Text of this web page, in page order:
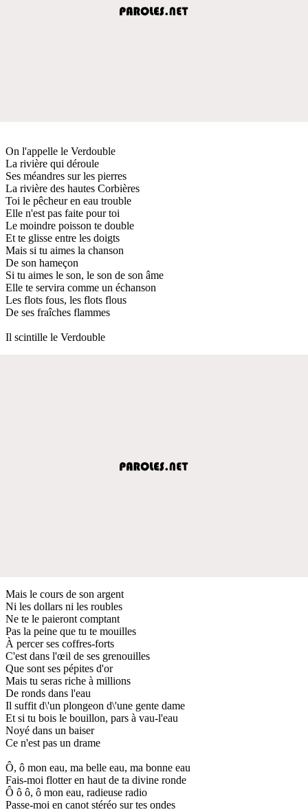
On l'appelle le Verdouble
La rivière qui déroule
Ses méandres sur les pierres
La rivière des hautes Corbières
Toi le pêcheur en eau trouble
Elle n'est pas faite pour toi
Le moindre poisson te double
Et te glisse entre les doigts
Mais si tu aimes la chanson
De son hameçon
Si tu aimes le son, le son de son âme
Elle te servira comme un échanson
Les flots fous, les flots flous
De ses fraîches flammes
Il scintille le Verdouble
Mais le cours de son argent
Ni les dollars ni les roubles
Ne te le paieront comptant
Pas la peine que tu te mouilles
À percer ses coffres-forts
C'est dans l'œil de ses grenouilles
Que sont ses pépites d'or
Mais tu seras riche à millions
De ronds dans l'eau
Il suffit d\'un plongeon d\'une gente dame
Et si tu bois le bouillon, pars à vau-l'eau
Noyé dans un baiser
Ce n'est pas un drame
Ô, ô mon eau, ma belle eau, ma bonne eau
Fais-moi flotter en haut de ta divine ronde
Ô ô ô, ô mon eau, radieuse radio
Passe-moi en canot stéréo sur tes ondes